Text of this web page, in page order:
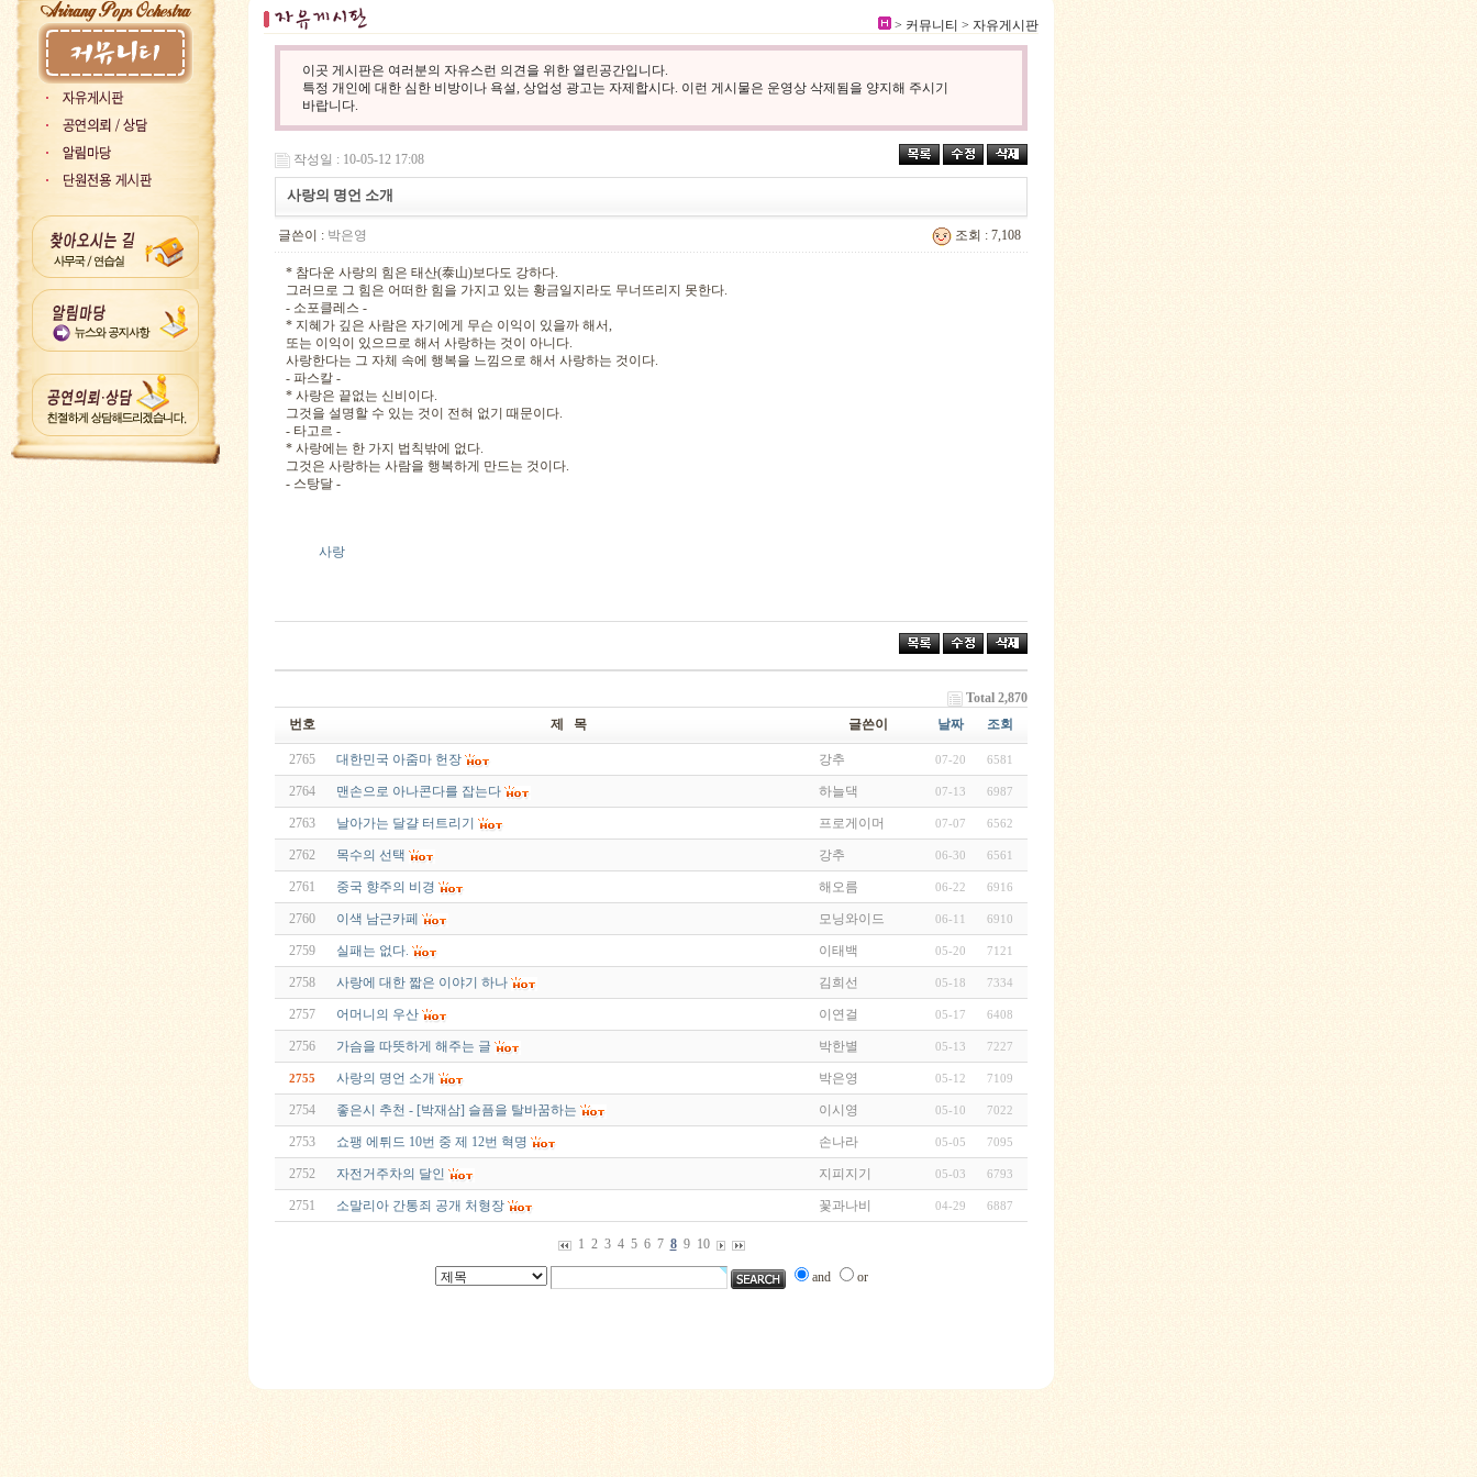
> 커뮤니티 > 자유게시판
이곳 게시판은 여러분의 자유스런 의견을 위한 열린공간입니다.
특정 개인에 대한 심한 비방이나 욕설, 상업성 광고는 자제합시다. 이런 게시물은 운영상 삭제됨을 양지해 주시기
바랍니다.
작성일 : 10-05-12 17:08
사랑의 명언 소개
글쓴이 : 박은영 조회 : 7,108
* 참다운 사랑의 힘은 태산(泰山)보다도 강하다.
그러므로 그 힘은 어떠한 힘을 가지고 있는 황금일지라도 무너뜨리지 못한다.
- 소포클레스 -
* 지혜가 깊은 사람은 자기에게 무슨 이익이 있을까 해서,
또는 이익이 있으므로 해서 사랑하는 것이 아니다.
사랑한다는 그 자체 속에 행복을 느낌으로 해서 사랑하는 것이다.
- 파스칼 -
* 사랑은 끝없는 신비이다.
그것을 설명할 수 있는 것이 전혀 없기 때문이다.
- 타고르 -
* 사랑에는 한 가지 법칙밖에 없다.
그것은 사랑하는 사람을 행복하게 만드는 것이다.
- 스탕달 -
사랑
Total 2,870
번호
제 목 글쓴이 날짜 조회
2765 대한민국 아줌마 헌장 강추 07-20 6581
2764 맨손으로 아나콘다를 잡는다 하늘댁 07-13 6987
2763 날아가는 달걀 터트리기 프로게이머 07-07 6562
2762 목수의 선택 강추 06-30 6561
2761 중국 향주의 비경 해오름 06-22 6916
2760 이색 남근카페 모닝와이드 06-11 6910
2759 실패는 없다. 이태백 05-20 7121
2758 사랑에 대한 짧은 이야기 하나 김희선 05-18 7334
2757 어머니의 우산 이연걸 05-17 6408
2756 가슴을 따뜻하게 해주는 글 박한별 05-13 7227
2755 사랑의 명언 소개 박은영 05-12 7109
2754 좋은시 추천 - [박재삼] 슬픔을 탈바꿈하는 이시영 05-10 7022
2753 쇼팽 에튀드 10번 중 제 12번 혁명 손나라 05-05 7095
2752 자전거주차의 달인 지피지기 05-03 6793
2751 소말리아 간통죄 공개 처형장 꽃과나비 04-29 6887
1 2 3 4 5 6 7 8 9 10
and or